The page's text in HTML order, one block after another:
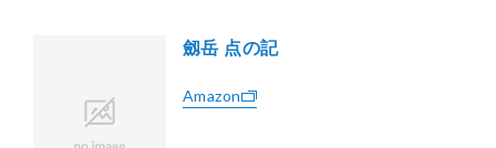
劔岳 点の記
Amazon